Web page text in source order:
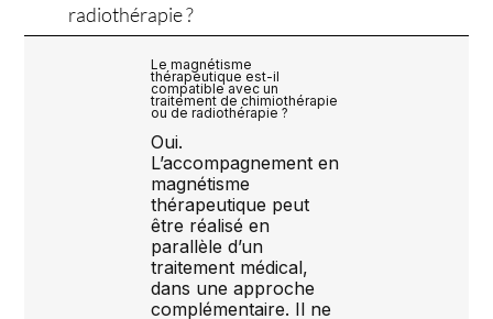
radiothérapie ?
Le magnétisme
thérapeutique est-il
compatible avec un
traitement de chimiothérapie
ou de radiothérapie ?
Oui.
L’accompagnement en
magnétisme
thérapeutique peut
être réalisé en
parallèle d’un
traitement médical,
dans une approche
complémentaire. Il ne